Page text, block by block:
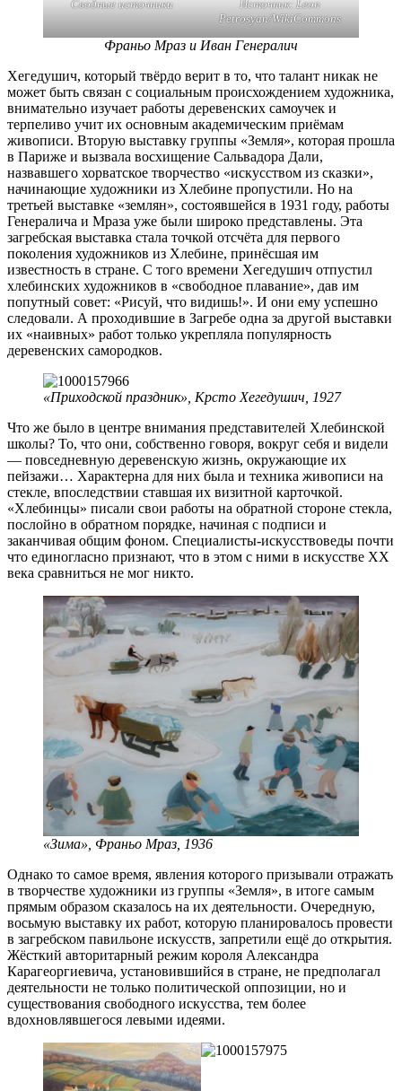
Сводные источники
Источник: Leon
Petrosyan/WikiCommons
Франьо Мраз и Иван Генералич
Хегедушич, который твёрдо верит в то, что талант никак не
может быть связан с социальным происхождением художника,
внимательно изучает работы деревенских самоучек и
терпеливо учит их основным академическим приёмам
живописи. Вторую выставку группы «Земля», которая прошла
в Париже и вызвала восхищение Сальвадора Дали,
назвавшего хорватское творчество «искусством из сказки»,
начинающие художники из Хлебине пропустили. Но на
третьей выставке «землян», состоявшейся в 1931 году, работы
Генералича и Мраза уже были широко представлены. Эта
загребская выставка стала точкой отсчёта для первого
поколения художников из Хлебине, принёсшая им
известность в стране. С того времени Хегедушич отпустил
хлебинских художников в «свободное плавание», дав им
попутный совет: «Рисуй, что видишь!». И они ему успешно
следовали. А проходившие в Загребе одна за другой выставки
их «наивных» работ только укрепляла популярность
деревенских самородков.
«Приходской праздник», Крсто Хегедушич, 1927
Что же было в центре внимания представителей Хлебинской
школы? То, что они, собственно говоря, вокруг себя и видели
— повседневную деревенскую жизнь, окружающие их
пейзажи… Характерна для них была и техника живописи на
стекле, впоследствии ставшая их визитной карточкой.
«Хлебинцы» писали свои работы на обратной стороне стекла,
послойно в обратном порядке, начиная с подписи и
заканчивая общим фоном. Специалисты-искусствоведы почти
что единогласно признают, что в этом с ними в искусстве XX
века сравниться не мог никто.
«Зима», Франьо Мраз, 1936
Однако то самое время, явления которого призывали отражать
в творчестве художники из группы «Земля», в итоге самым
прямым образом сказалось на их деятельности. Очередную,
восьмую выставку их работ, которую планировалось провести
в загребском павильоне искусств, запретили ещё до открытия.
Жёсткий авторитарный режим короля Александра
Карагеоргиевича, установившийся в стране, не предполагал
деятельности не только политической оппозиции, но и
существования свободного искусства, тем более
вдохновлявшегося левыми идеями.